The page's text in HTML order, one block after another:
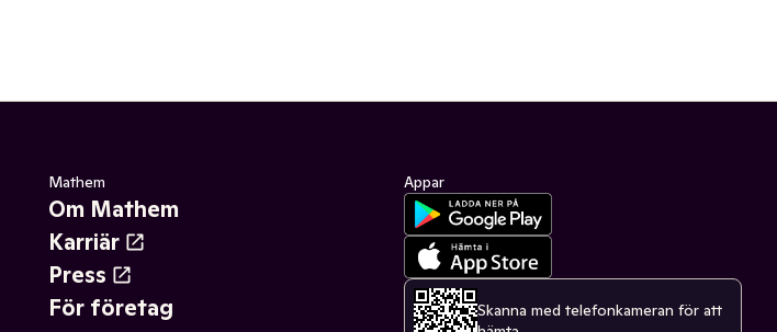
Mathem
Om Mathem
Karriär
Press
För företag
Appar
Skanna med telefonkameran för att